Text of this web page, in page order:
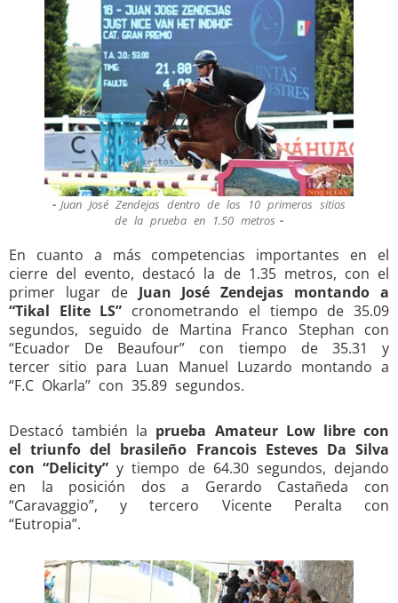
Juan José Zendejas dentro de los 10 primeros sitios
de la prueba en 1.50 metros
En cuanto a más competencias importantes en el
cierre del evento, destacó la de 1.35 metros, con el
primer lugar de Juan José Zendejas montando a
“Tikal Elite LS” cronometrando el tiempo de 35.09
segundos, seguido de Martina Franco Stephan con
“Ecuador De Beaufour” con tiempo de 35.31 y
tercer sitio para Luan Manuel Luzardo montando a
“F.C Okarla” con 35.89 segundos.
Destacó también la prueba Amateur Low libre con
el triunfo del brasileño Francois Esteves Da Silva
con “Delicity” y tiempo de 64.30 segundos, dejando
en la posición dos a Gerardo Castañeda con
“Caravaggio”, y tercero Vicente Peralta con
“Eutropia”.